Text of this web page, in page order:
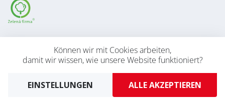
Können wir mit Cookies arbeiten,
damit wir wissen, wie unsere Website funktioniert?
EINSTELLUNGEN
Desktop version
Developed by UVM